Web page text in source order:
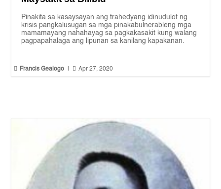
Pinakita sa kasaysayan ang trahedyang idinudulot ng
krisis pangkalusugan sa mga pinakabulnerableng mga
mamamayang nahahayag sa pagkakasakit kung walang
pagpapahalaga ang lipunan sa kanilang kapakanan.
 Francis Gealogo  Apr 27, 2020